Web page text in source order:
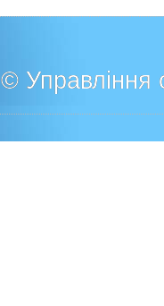
© Управління